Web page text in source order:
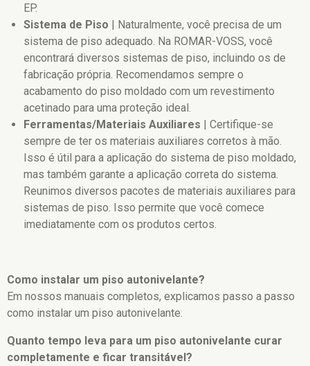
EP.
Sistema de Piso | Naturalmente, você precisa de um
sistema de piso adequado. Na ROMAR-VOSS, você
encontrará diversos sistemas de piso, incluindo os de
fabricação própria. Recomendamos sempre o
acabamento do piso moldado com um revestimento
acetinado para uma proteção ideal.
Ferramentas/Materiais Auxiliares | Certifique-se
sempre de ter os materiais auxiliares corretos à mão.
Isso é útil para a aplicação do sistema de piso moldado,
mas também garante a aplicação correta do sistema.
Reunimos diversos pacotes de materiais auxiliares para
sistemas de piso . Isso permite que você comece
imediatamente com os produtos certos.
Como instalar um piso autonivelante?
Em nossos manuais completos, explicamos passo a passo
como instalar um piso autonivelante.
Quanto tempo leva para um piso autonivelante curar
completamente e ficar transitável?